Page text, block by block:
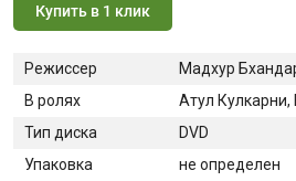
Купить в 1 клик
Режиссер
Мадхур
В ролях
Атул Кулкарни,
Тип диска
DVD
Упаковка
не определен